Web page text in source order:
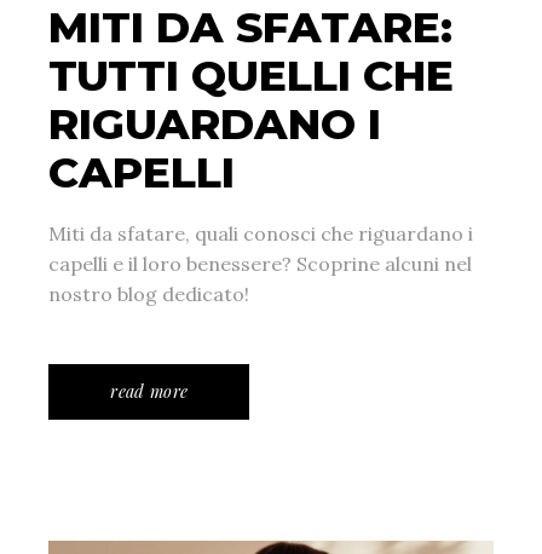
MITI DA SFATARE:
TUTTI QUELLI CHE
RIGUARDANO I
CAPELLI
Miti da sfatare, quali conosci che riguardano i
capelli e il loro benessere? Scoprine alcuni nel
nostro blog dedicato!
read more